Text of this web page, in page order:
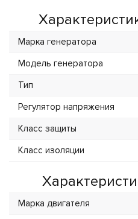
Марка генератора
Модель генератора
Тип
Регулятор напряжения
Класс защиты
Класс изоляции
Марка двигателя